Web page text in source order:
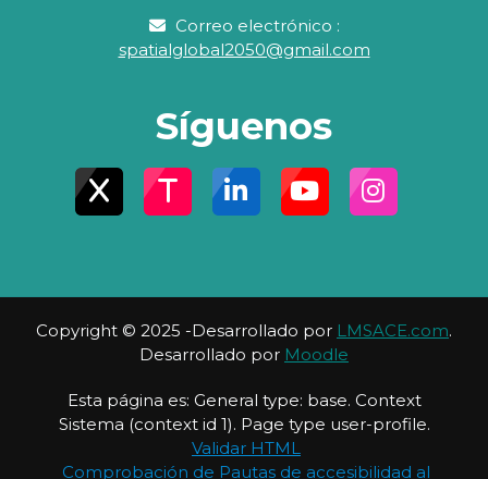
Correo electrónico :
spatialglobal2050@gmail.com
Síguenos
Copyright © 2025 -Desarrollado por LMSACE.com.
Desarrollado por Moodle
Esta página es: General type: base. Context
Sistema (context id 1). Page type user-profile.
Validar HTML
Comprobación de Pautas de accesibilidad al